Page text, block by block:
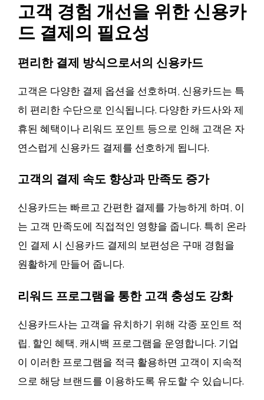
고객 경험 개선을 위한 신용카
드 결제의 필요성
편리한 결제 방식으로서의 신용카드
고객은 다양한 결제 옵션을 선호하며, 신용카드는 특
히 편리한 수단으로 인식됩니다. 다양한 카드사와 제
휴된 혜택이나 리워드 포인트 등으로 인해 고객은 자
연스럽게 신용카드 결제를 선호하게 됩니다.
고객의 결제 속도 향상과 만족도 증가
신용카드는 빠르고 간편한 결제를 가능하게 하며, 이
는 고객 만족도에 직접적인 영향을 줍니다. 특히 온라
인 결제 시 신용카드 결제의 보편성은 구매 경험을
원활하게 만들어 줍니다.
리워드 프로그램을 통한 고객 충성도 강화
신용카드사는 고객을 유치하기 위해 각종 포인트 적
립, 할인 혜택, 캐시백 프로그램을 운영합니다. 기업
이 이러한 프로그램을 적극 활용하면 고객이 지속적
으로 해당 브랜드를 이용하도록 유도할 수 있습니다.